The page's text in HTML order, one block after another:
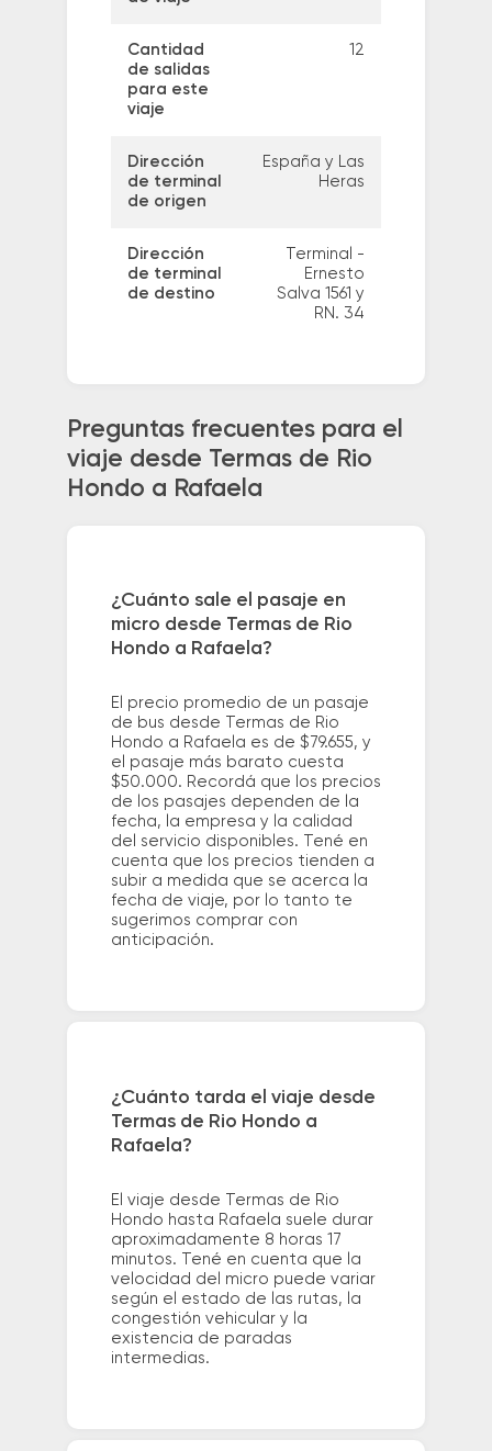
Cantidad
de salidas
para este
viaje
12
Dirección
de terminal
de origen
España y Las
Heras
Dirección
de terminal
de destino
Terminal -
Ernesto
Salva 1561 y
RN. 34
Preguntas frecuentes para el
viaje desde Termas de Rio
Hondo a Rafaela
¿Cuánto sale el pasaje en
micro desde Termas de Rio
Hondo a Rafaela?
El precio promedio de un pasaje
de bus desde Termas de Rio
Hondo a Rafaela es de $79.655, y
el pasaje más barato cuesta
$50.000. Recordá que los precios
de los pasajes dependen de la
fecha, la empresa y la calidad
del servicio disponibles. Tené en
cuenta que los precios tienden a
subir a medida que se acerca la
fecha de viaje, por lo tanto te
sugerimos comprar con
anticipación.
¿Cuánto tarda el viaje desde
Termas de Rio Hondo a
Rafaela?
El viaje desde Termas de Rio
Hondo hasta Rafaela suele durar
aproximadamente 8 horas 17
minutos. Tené en cuenta que la
velocidad del micro puede variar
según el estado de las rutas, la
congestión vehicular y la
existencia de paradas
intermedias.